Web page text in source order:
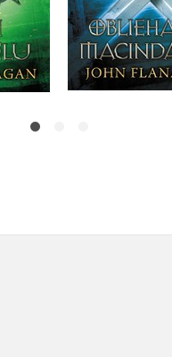
Do košíka
13,59